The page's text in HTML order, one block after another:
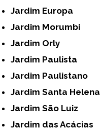
Jardim Europa
Jardim Morumbi
Jardim Orly
Jardim Paulista
Jardim Paulistano
Jardim Santa Helena
Jardim São Luiz
Jardim das Acácias